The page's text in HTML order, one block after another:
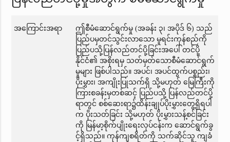
အကြောင်းအရာ
ဤစီမံဆောင်ရွက်မှု (အခန်း ၃၊ အပိုဒ် ၆) သည်
ပြည်ပမှတင်သွင်းလာသော မူရင်းကုန်စည်ကို
ပြည်ပသို့ပြန်လည်တင်ပို့ခြင်းအပေါ် တင်ပို့
နိုင်ငံ၏ အစိုးရမှ သတ်မှတ်သောစီမံဆောင်ရွက်
မှုများ ဖြစ်ပါသည်။ အပင်၊ အပင်ထွက်ပစ္စည်း၊
ပိုးမွှား၊ အကျိုးပြုသက်ရှိ သို့မဟုတ် မြေကြီးကို
ကြားစခန်းမှတစ်ဆင့် ပြည်ပသို့ ပြန်လည်တင်ပို့
ရာတွင် စစ်ဆေးရာ၌ထိန်းချုပ်ပိုးမွှားတွေ့ရှိရပါ
က ပိုးသတ်ခြင်း သို့မဟုတ် ပိုးမွှားသန့်စင်ခြင်း
ကို မြန်မာ့စိုက်ပျိုးရေးလုပ်ငန်းက ဆောင်ရွက်ခွ
င့်ရှိသည်။ ကုန်ကျစရိတ်ကို သက်ဆိုင်သူ ကျခံ